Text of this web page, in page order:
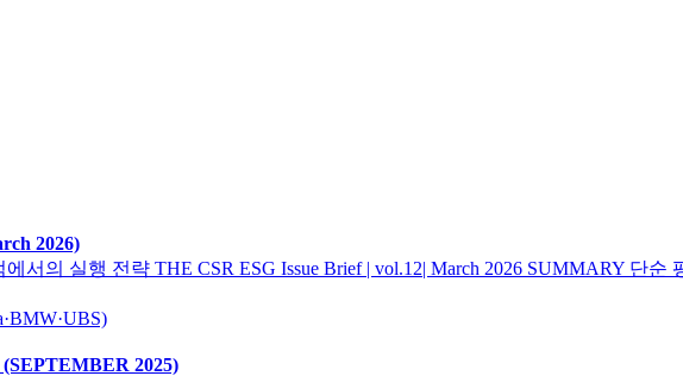
2026)
의 실행 전략 THE CSR ESG Issue Brief | vol.12| March 2026 SUMMARY 단순
2025)